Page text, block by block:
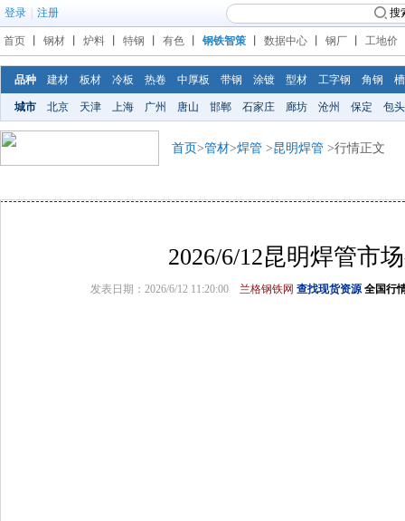
登录 注册 搜
首页 钢材 炉料 特钢 有色 钢铁智策 数据中心 钢厂 工地价
品种 建材 板材 冷板 热卷 中厚板 带钢 涂镀 型材 工字钢 角钢
城市 北京 天津 上海 广州 唐山 邯郸 石家庄 廊坊 沧州 保定 包头
首页>管材>焊管 >昆明焊管 >行情正文
2026/6/12昆明焊管市
发表日期：2026/6/12 11:20:00 兰格钢铁网 查找现货资源 全国行